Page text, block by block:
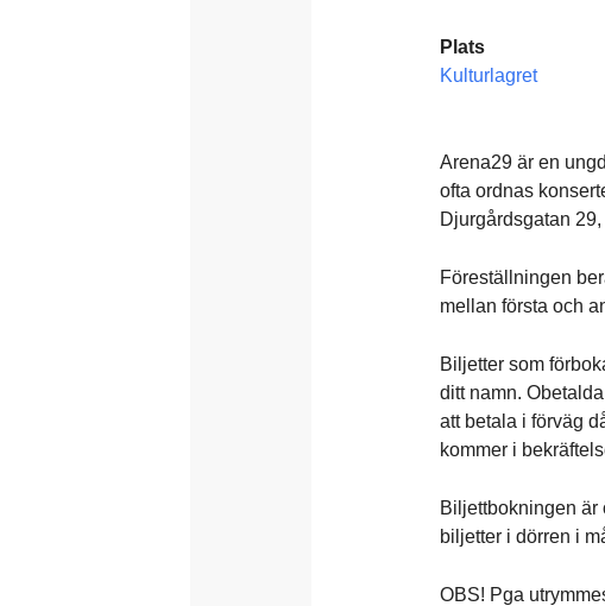
Plats
Kulturlagret
Arena29 är en
ofta ordnas
Djurgårdsgatan
Föreställningen
mellan första och
Biljetter som
ditt namn.
att betala i förväg
kommer i
Biljettbokningen är
biljetter i dörren i
OBS! Pga